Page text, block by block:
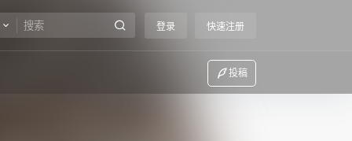
登录 快速注册
投稿